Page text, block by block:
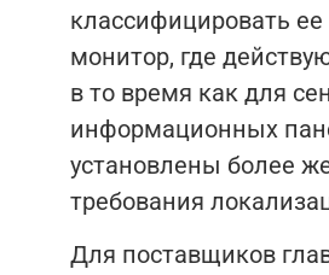
классифицировать
монитор, где
в то время как для
информационных
установлены более
требования
Для поставщиков